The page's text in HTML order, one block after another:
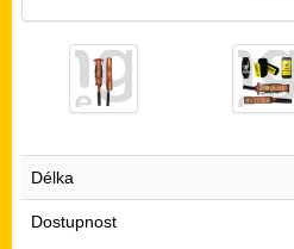
Délka
Dostupnost